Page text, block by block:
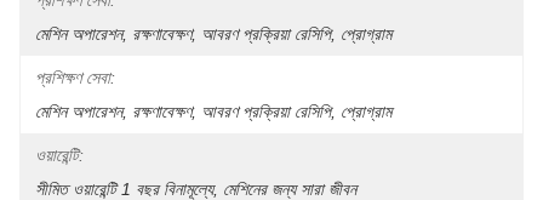
মেশিন অপারেশন, রক্ষণাবেক্ষণ, আবরণ প্রক্রিয়া রেসিপি, প্রোগ্রাম
প্রশিক্ষণ সেবা:
মেশিন অপারেশন, রক্ষণাবেক্ষণ, আবরণ প্রক্রিয়া রেসিপি, প্রোগ্রাম
ওয়ারেন্টি:
সীমিত ওয়ারেন্টি 1 বছর বিনামূল্যে, মেশিনের জন্য সারা জীবন